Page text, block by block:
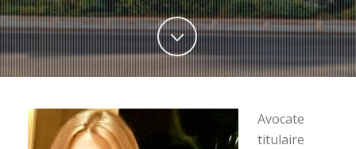
Avocate
titulaire